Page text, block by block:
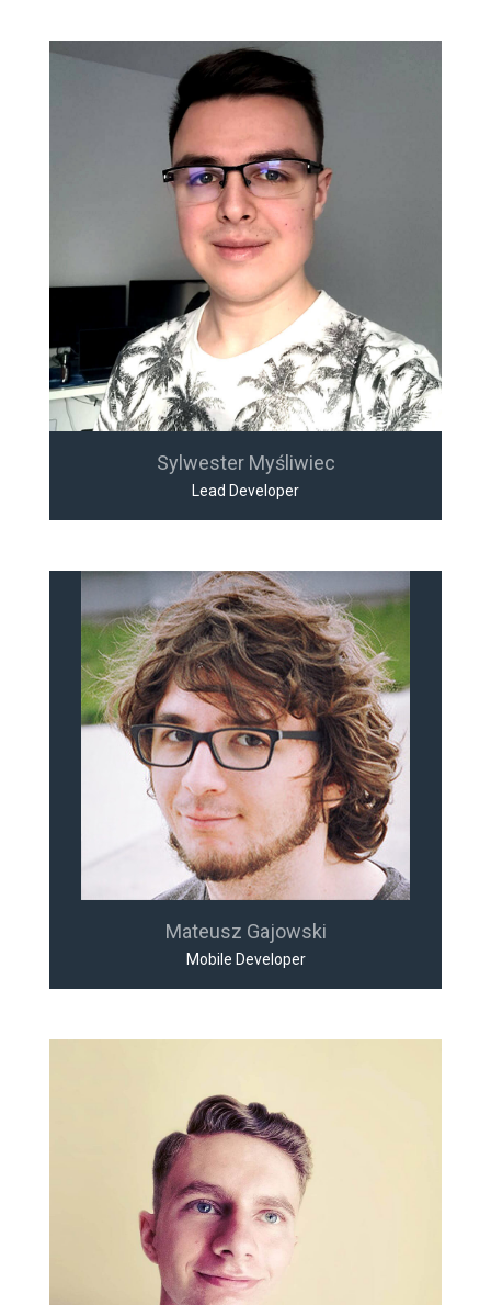
Sylwester Myśliwiec
Lead Developer
Mateusz Gajowski
Mobile Developer